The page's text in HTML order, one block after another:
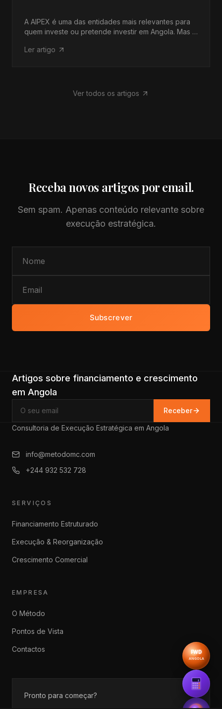
A AIPEX é uma das entidades mais relevantes para
quem investe ou pretende investir em Angola. Mas o
artigo, explicamos o que a AIPEX faz, para quem e
Ler artigo
Ver todos os artigos
Receba novos artigos por email.
Sem spam. Apenas conteúdo relevante sobre
execução estratégica.
Subscrever
Artigos sobre financiamento e crescimento
em Angola
Receber
Consultoria de Execução Estratégica em Angola
info@metodomc.com
+244 932 532 728
SERVIÇOS
Financiamento Estruturado
Execução & Reorganização
Crescimento Comercial
EMPRESA
O Método
Pontos de Vista
Contactos
Pronto para começar?
FWD
ANGOLA
$